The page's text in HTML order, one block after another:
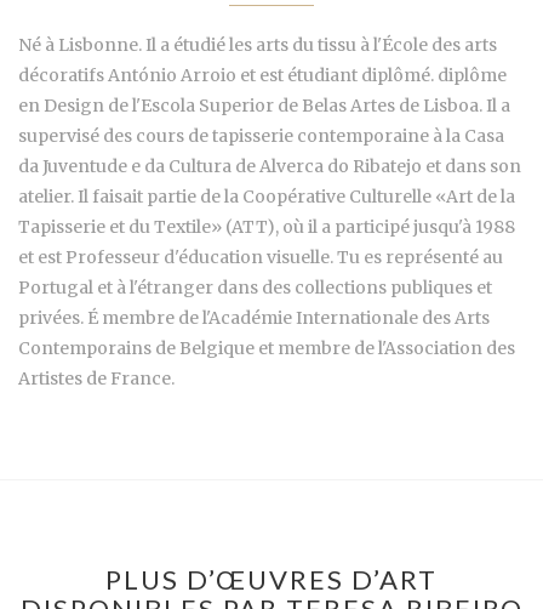
Né à Lisbonne. Il a étudié les arts du tissu à l'École des arts
décoratifs António Arroio et est étudiant diplômé. diplôme
en Design de l'Escola Superior de Belas Artes de Lisboa. Il a
supervisé des cours de tapisserie contemporaine à la Casa
da Juventude e da Cultura de Alverca do Ribatejo et dans son
atelier. Il faisait partie de la Coopérative Culturelle «Art de la
Tapisserie et du Textile» (ATT), où il a participé jusqu'à 1988
et est Professeur d'éducation visuelle. Tu es représenté au
Portugal et à l'étranger dans des collections publiques et
privées. É membre de l'Académie Internationale des Arts
Contemporains de Belgique et membre de l'Association des
Artistes de France.
PLUS D’ŒUVRES D’ART